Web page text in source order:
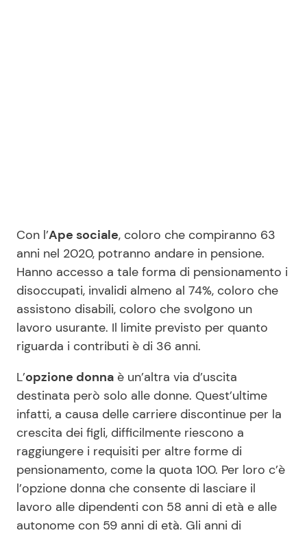
Con l’Ape sociale, coloro che compiranno 63
anni nel 2020, potranno andare in pensione.
Hanno accesso a tale forma di pensionamento i
disoccupati, invalidi almeno al 74%, coloro che
assistono disabili, coloro che svolgono un
lavoro usurante. Il limite previsto per quanto
riguarda i contributi è di 36 anni.
L’opzione donna è un’altra via d’uscita
destinata però solo alle donne. Quest’ultime
infatti, a causa delle carriere discontinue per la
crescita dei figli, difficilmente riescono a
raggiungere i requisiti per altre forme di
pensionamento, come la quota 100. Per loro c’è
l’opzione donna che consente di lasciare il
lavoro alle dipendenti con 58 anni di età e alle
autonome con 59 anni di età. Gli anni di